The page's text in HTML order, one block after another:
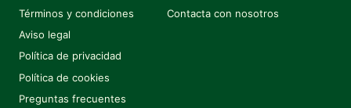
Términos y condiciones
Aviso legal
Política de privacidad
Política de cookies
Preguntas frecuentes
Contacta con nosotros